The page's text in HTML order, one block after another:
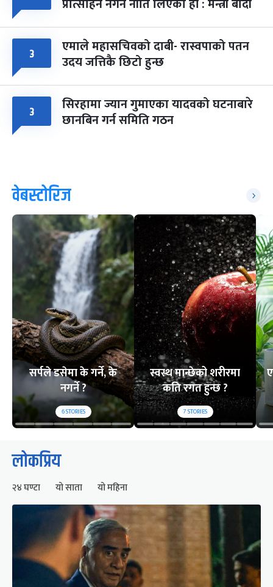
३ एमाले महासचिवको दाबी- रास्वपाको पतन
उदय जत्तिकै छिटो हुन्छ
३ सिरहामा ज्यान गुमाएका यादवको घटनाबारे
छानबिन गर्न समिति गठन
वेबस्टोरिज
सर्पले डसेमा के गर्ने, के
नगर्ने ?
6STORIES
स्वस्थ मान्छेको शरीरमा
कति रगत हुन्छ ?
7STORIES
लोकप्रिय
२४ घण्टा यो साता यो महिना